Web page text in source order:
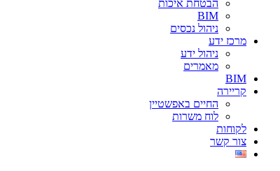
הבטחת איכות
BIM
ניהול נכסים
מרכז ידע
ניהול ידע
מאמרים
BIM
קריירה
החיים באפשטיין
לוח משרות
לקוחות
צור קשר